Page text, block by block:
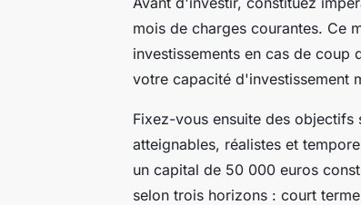
mois de charges courantes. Ce
investissements en cas de coup
votre capacité d'investissement
Fixez-vous ensuite des objectifs
atteignables, réalistes et
un capital de 50 000 euros
selon trois horizons : court